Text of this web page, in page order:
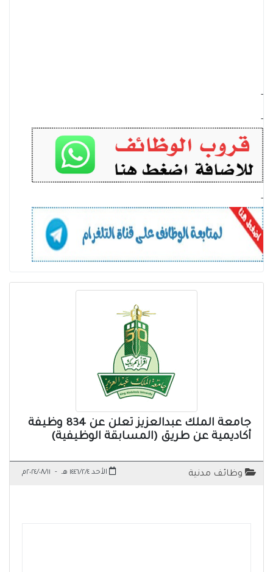
-
-
-
جامعة الملك عبدالعزيز تعلن عن 834 وظيفة
أكاديمية عن طريق (المسابقة الوظيفية)
وظائف مدنية الأحد ١٤٤٦/٢/٤ هـ - ٢٠٢٤/٠٨/١١م